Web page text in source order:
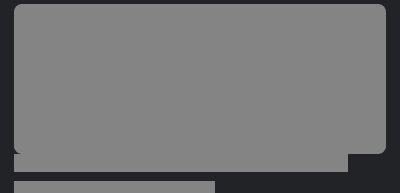
CIDADES
cratera de quase 20 metros...